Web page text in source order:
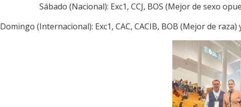
Sábado (Nacional): Exc1, CCJ, BOS (Mejor de sexo
Domingo (Internacional): Exc1, CAC, CACIB, BOB (Mejor de